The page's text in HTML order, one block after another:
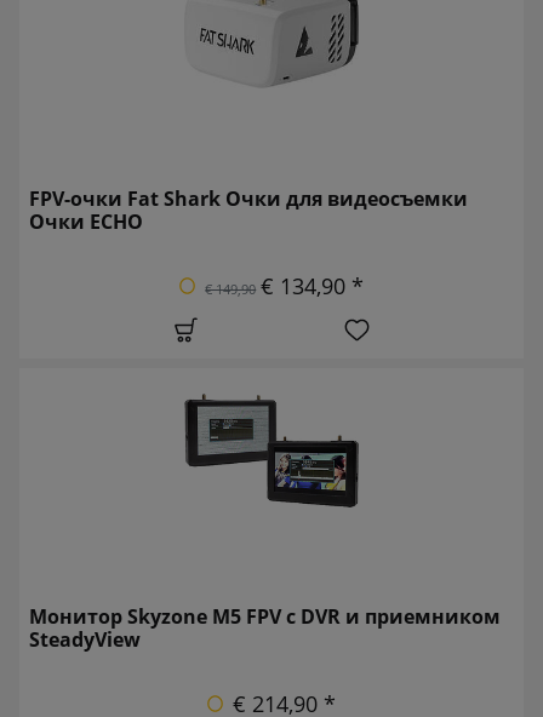
FPV-очки Fat Shark Очки для видеосъемки
Очки ECHO
€ 149,90 € 134,90 *
Монитор Skyzone M5 FPV с DVR и приемником
SteadyView
€ 214,90 *